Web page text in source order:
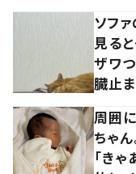
ソフ
見る
ザワつ
臓止ま
周囲
ちゃ
「き